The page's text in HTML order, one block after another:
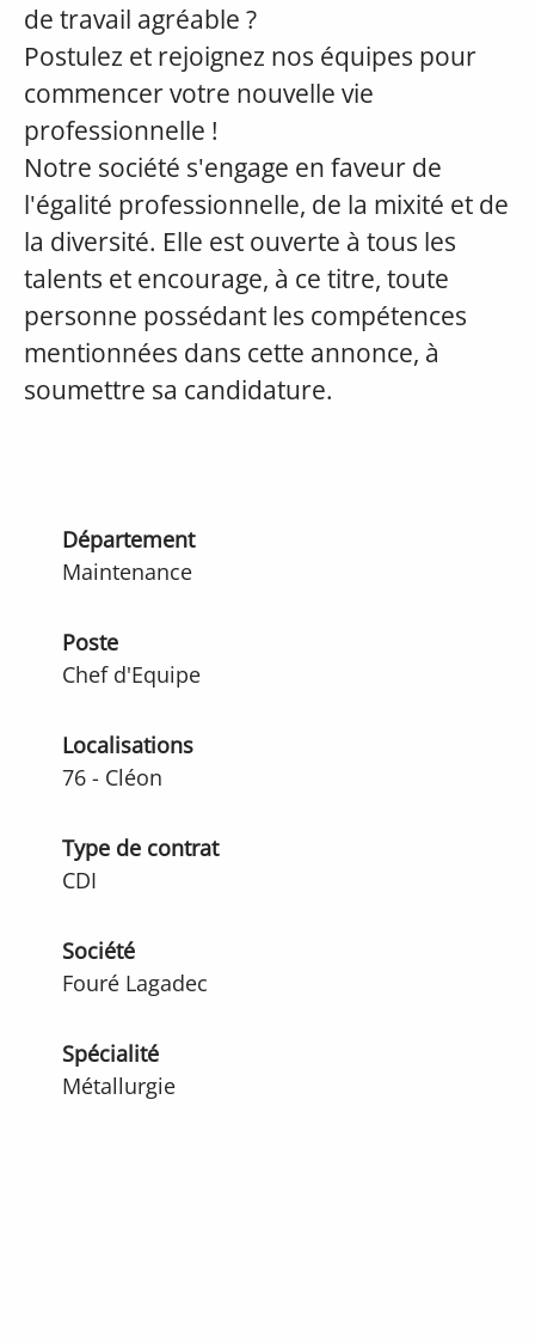
de travail agréable ?
Postulez et rejoignez nos équipes pour
commencer votre nouvelle vie
professionnelle !
Notre société s'engage en faveur de
l'égalité professionnelle, de la mixité et de
la diversité. Elle est ouverte à tous les
talents et encourage, à ce titre, toute
personne possédant les compétences
mentionnées dans cette annonce, à
soumettre sa candidature.
Département
Maintenance
Poste
Chef d'Equipe
Localisations
76 - Cléon
Type de contrat
CDI
Société
Fouré Lagadec
Spécialité
Métallurgie